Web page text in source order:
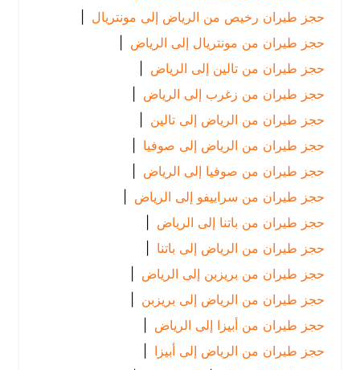
حجز طيران رخيص من الرياض إلى مونتريال |
حجز طيران من مونتريال إلى الرياض
|
حجز طيران من تالين إلى الرياض
|
حجز طيران من زغرب إلى الرياض
|
حجز طيران من الرياض إلى تالين
|
حجز طيران من الرياض إلى صوفيا
|
حجز طيران من صوفيا إلى الرياض
|
حجز طيران من سراييفو إلى الرياض
|
حجز طيران من باتنا إلى الرياض
|
حجز طيران من الرياض إلى باتنا |
حجز طيران من بريزبن إلى الرياض
|
حجز طيران من الرياض إلى بريزبن |
حجز طيران من أبيزا إلى الرياض
|
حجز طيران من الرياض إلى أبيزا